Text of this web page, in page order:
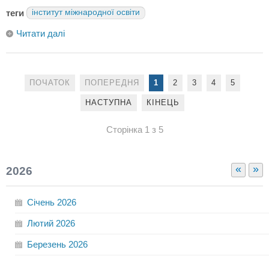
теги інститут міжнародної освіти
Читати далі
ПОЧАТОК ПОПЕРЕДНЯ 1 2 3 4 5
НАСТУПНА КІНЕЦЬ
Сторінка 1 з 5
« »
2026
Січень 2026
Лютий 2026
Березень 2026